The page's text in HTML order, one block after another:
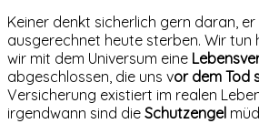
Keiner denkt sicherlich gern daran,
ausgerechnet heute sterben. Wir tun
wir mit dem Universum eine
abgeschlossen, die uns vor dem Tod
Versicherung existiert im realen
irgendwann sind die Schutzengel